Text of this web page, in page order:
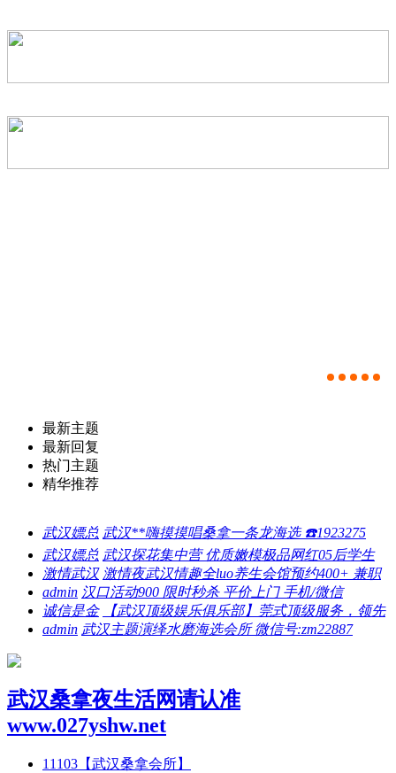
最新主题
最新回复
热门主题
精华推荐
武汉嫖总 武汉**嗨摸摸唱桑拿一条龙海选 ☎️1923275
武汉嫖总 武汉探花集中营 优质嫩模极品网红05后学生
激情武汉 激情夜武汉情趣全luo养生会馆预约400+ 兼职
admin 汉口活动900 限时秒杀 平价上门 手机/微信
诚信是金
【武汉顶级娱乐俱乐部】莞式顶级服务，领先
admin 武汉主题演绎水磨海选会所 微信号:zm22887
武汉桑拿夜生活网请认准
www.027yshw.net
11103 【武汉桑拿会所】